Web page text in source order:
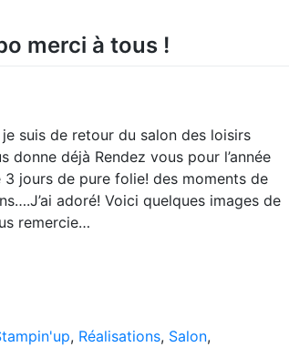
merci à tous !
suis de retour du salon des loisirs
déjà Rendez vous pour l’année
3 jours de pure folie! des moments de
adoré! Voici quelques images de
remercie…
, Réalisations, Salon,